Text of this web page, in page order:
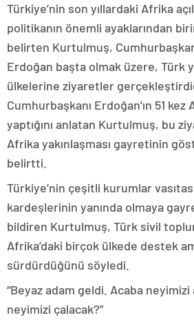
Türkiye’nin son yıllardaki Afrika
politikanın önemli ayaklarından
belirten Kurtulmuş,
Erdoğan başta olmak üzere, Türk
ülkelerine ziyaretler
Cumhurbaşkanı Erdoğan’ın 51
yaptığını anlatan Kurtulmuş, bu
Afrika yakınlaşması gayretinin
belirtti.
Türkiye’nin çeşitli kurumlar
kardeşlerinin yanında olmaya
bildiren Kurtulmuş, Türk sivil
Afrika’daki birçok ülkede destek
sürdürdüğünü söyledi.
“Beyaz adam geldi. Acaba
neyimizi çalacak?”